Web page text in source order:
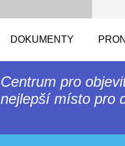
DOKUMENTY
Centrum pro
nejlepší místo pro